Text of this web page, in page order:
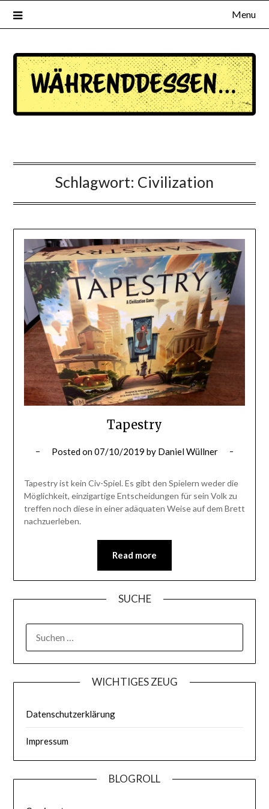
Menu
Schlagwort: Civilization
Tapestry
Posted on07/10/2019 by Daniel Wüllner
Tapestry ist kein Civ-Spiel. Es gibt den Spielern weder die
Möglichkeit, einzigartige Entscheidungen für sein Volk zu
treffen noch diese in einer adäquaten Weise auf dem Brett
nachzuerleben.
Read more
SUCHE
WICHTIGES ZEUG
Datenschutzerklärung
Impressum
BLOGROLL